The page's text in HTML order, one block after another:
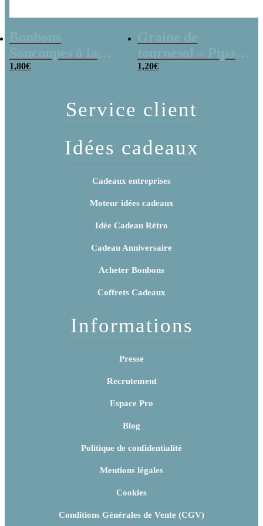
poudre (x20)
1,80€
x 3
1,20€
Service client
Idées cadeaux
Cadeaux entreprises
Moteur idées cadeaux
Idée Cadeau Rétro
Cadeau Anniversaire
Acheter Bonbons
Coffrets Cadeaux
Informations
Presse
Recrutement
Espace Pro
Blog
Politique de confidentialité
Mentions légales
Cookies
Conditions Générales de Vente (CGV)